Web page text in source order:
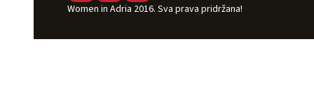
Women in Adria 2016. Sva prava pridržana!